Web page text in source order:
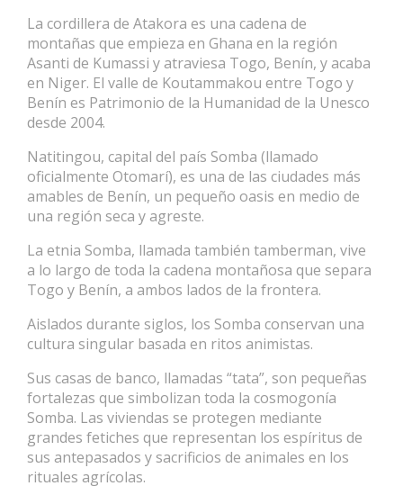
La cordillera de Atakora es una cadena de
montañas que empieza en Ghana en la región
Asanti de Kumassi y atraviesa Togo, Benín, y acaba
en Niger. El valle de Koutammakou entre Togo y
Benín es Patrimonio de la Humanidad de la Unesco
desde 2004.
Natitingou, capital del país Somba (llamado
oficialmente Otomarí), es una de las ciudades más
amables de Benín, un pequeño oasis en medio de
una región seca y agreste.
La etnia Somba, llamada también tamberman, vive
a lo largo de toda la cadena montañosa que separa
Togo y Benín, a ambos lados de la frontera.
Aislados durante siglos, los Somba conservan una
cultura singular basada en ritos animistas.
Sus casas de banco, llamadas “tata”, son pequeñas
fortalezas que simbolizan toda la cosmogonía
Somba. Las viviendas se protegen mediante
grandes fetiches que representan los espíritus de
sus antepasados y sacrificios de animales en los
rituales agrícolas.